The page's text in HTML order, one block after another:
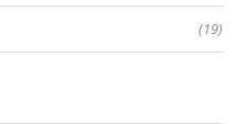
(19)